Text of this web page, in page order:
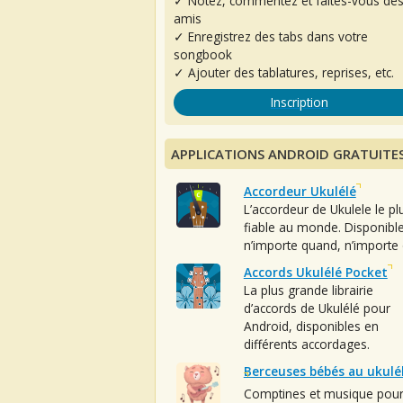
amis
✓ Enregistrez des tabs dans votre
songbook
✓ Ajouter des tablatures, reprises, etc.
Inscription
APPLICATIONS ANDROID
Accordeur Ukulélé
L’accordeur de Ukulele le
fiable au monde. Disponible
n’importe quand, n’importe
Accords Ukulélé Pocket
La plus grande librairie
d’accords de Ukulélé pour
Android, disponibles en
différents accordages.
Berceuses bébés au
Comptines et musique pour